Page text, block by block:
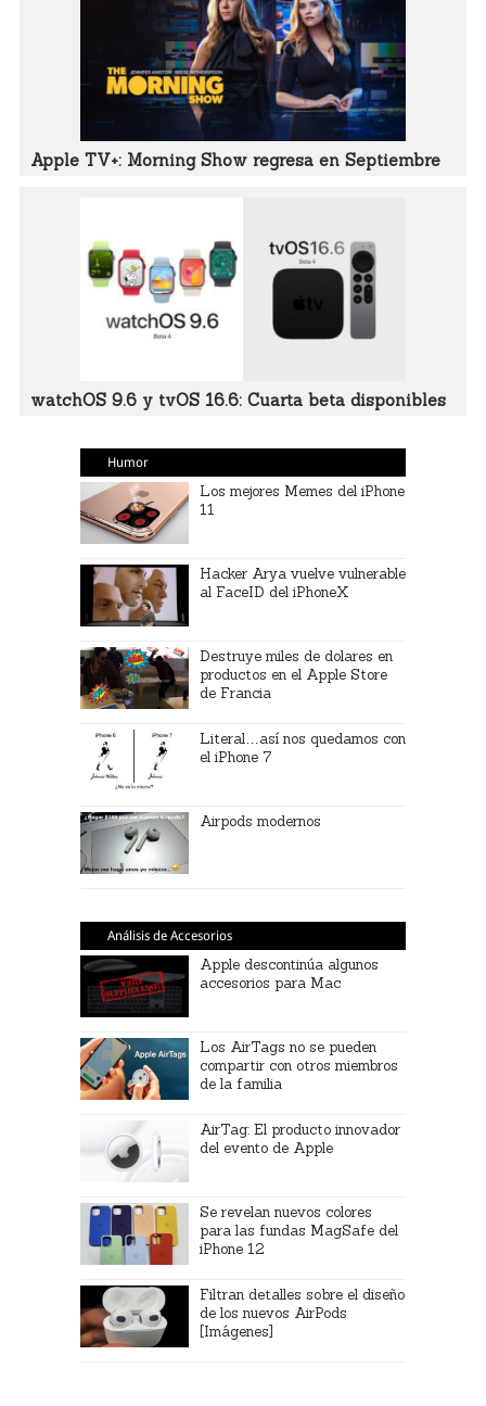
Apple TV+: Morning Show regresa en Septiembre
watchOS 9.6 y tvOS 16.6: Cuarta beta disponibles
Humor
Los mejores Memes del iPhone
11
Hacker Arya vuelve vulnerable
al FaceID del iPhoneX
Destruye miles de dolares en
productos en el Apple Store
de Francia
Literal…así nos quedamos con
el iPhone 7
Airpods modernos
Análisis de Accesorios
Apple descontinúa algunos
accesorios para Mac
Los AirTags no se pueden
compartir con otros miembros
de la familia
AirTag: El producto innovador
del evento de Apple
Se revelan nuevos colores
para las fundas MagSafe del
iPhone 12
Filtran detalles sobre el diseño
de los nuevos AirPods
[Imágenes]